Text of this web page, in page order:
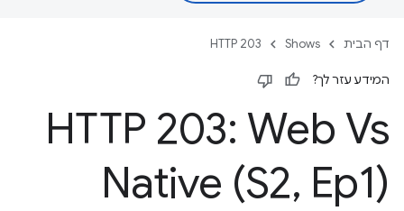
דף הבית Shows
HTTP 203
המידע עזר לך?
HTTP 203: Web Vs
Native (S2, Ep1)